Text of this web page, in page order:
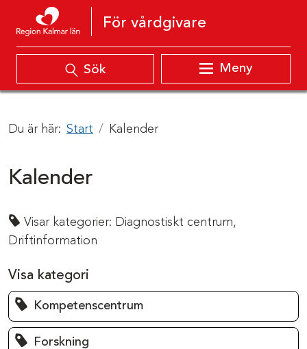
Hoppa till innehåll
För vårdgivare
Sök Meny
Du är här: Start Kalender
Kalender
Visar kategorier: Diagnostiskt centrum,
Driftinformation
Visa kategori
Kompetenscentrum
Forskning